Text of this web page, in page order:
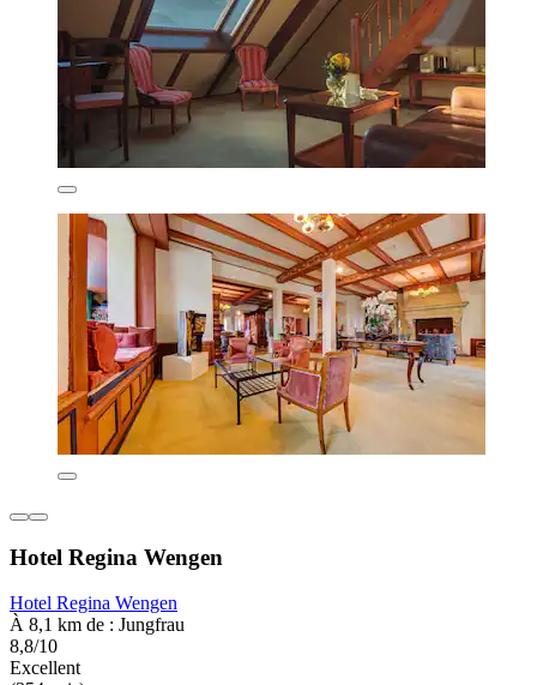
Hotel Regina Wengen
Hotel Regina Wengen
À 8,1 km de : Jungfrau
8,8/10
Excellent